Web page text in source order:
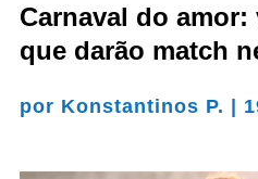
Carnaval do
que darão match
por Konstantinos P. |